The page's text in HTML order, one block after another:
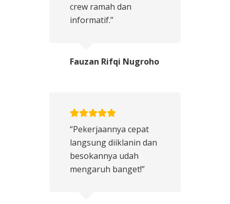
crew ramah dan
informatif.”
Fauzan Rifqi Nugroho
“Pekerjaannya cepat
langsung diiklanin dan
besokannya udah
mengaruh banget!”